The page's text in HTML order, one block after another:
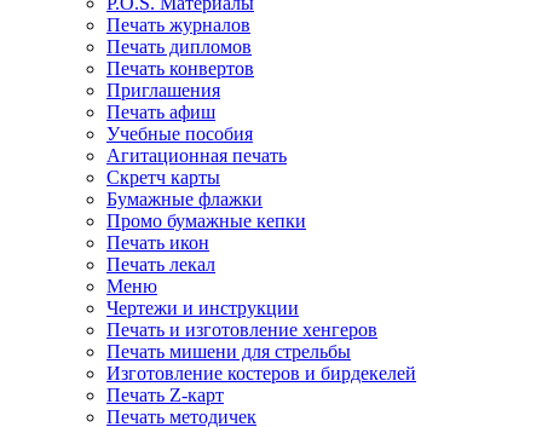
Печать журналов
Печать дипломов
Печать конвертов
Приглашения
Печать афиш
Учебные пособия
Агитационная печать
Скретч карты
Бумажные флажки
Промо бумажные кепки
Печать икон
Печать лекал
Меню
Чертежи и инструкции
Печать и изготовление хенгеров
Печать мишени для стрельбы
Изготовление костеров и бирдекелей
Печать Z-карт
Печать методичек